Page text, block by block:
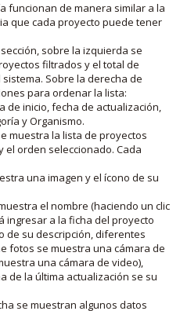
funcionan de manera similar a la
que cada proyecto puede tener
sobre la izquierda se
filtrados y el total de
Sobre la derecha de
para ordenar la lista:
de inicio, fecha de actualización,
y Organismo.
muestra la lista de proyectos
el orden seleccionado. Cada
una imagen y el ícono de su
el nombre (haciendo un clic
ingresar a la ficha del proyecto
de su descripción, diferentes
fotos se muestra una cámara de
una cámara de video),
de la última actualización se su
se muestran algunos datos